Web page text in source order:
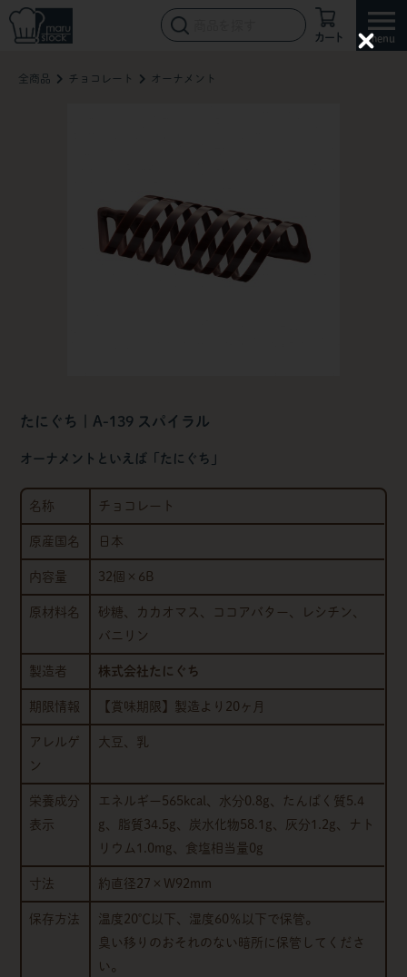
カート
全商品 チョコレート オーナメント
たにぐち | A-139 スパイラル
オーナメントといえば「たにぐち」
名称 チョコレート
原産国名 日本
内容量 32個×6B
原材料名
砂糖、カカオマス、ココアバター、レシチン、
バニリン
製造者 株式会社たにぐち
期限情報 【賞味期限】製造より20ヶ月
アレルゲ
ン
大豆、乳
栄養成分
表示
エネルギー565kcal、水分0.8g、たんぱく質5.4
g、脂質34.5g、炭水化物58.1g、灰分1.2g、ナト
リウム1.0mg、食塩相当量0g
寸法 約直径27×W92mm
保存方法
温度20℃以下、湿度60％以下で保管。
臭い移りのおそれのない暗所に保管してくださ
い。
C